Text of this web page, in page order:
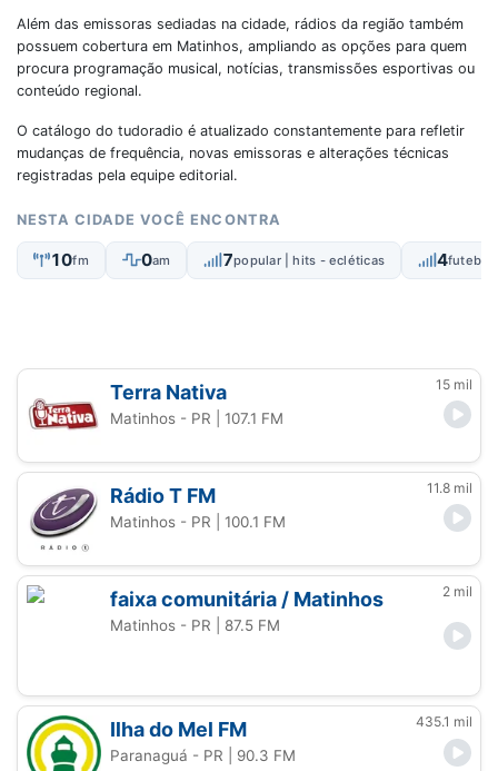
Além das emissoras sediadas na cidade, rádios da região também
possuem cobertura em Matinhos, ampliando as opções para quem
procura programação musical, notícias, transmissões esportivas ou
conteúdo regional.
O catálogo do tudoradio é atualizado constantemente para refletir
mudanças de frequência, novas emissoras e alterações técnicas
registradas pela equipe editorial.
NESTA CIDADE VOCÊ ENCONTRA
10fm 0am 7popular | hits - ecléticas 4futebol
Terra Nativa 15 mil
Matinhos - PR | 107.1 FM
Rádio T FM 11.8 mil
Matinhos - PR | 100.1 FM
faixa comunitária / Matinhos 2 mil
Matinhos - PR | 87.5 FM
Ilha do Mel FM 435.1 mil
Paranaguá - PR | 90.3 FM